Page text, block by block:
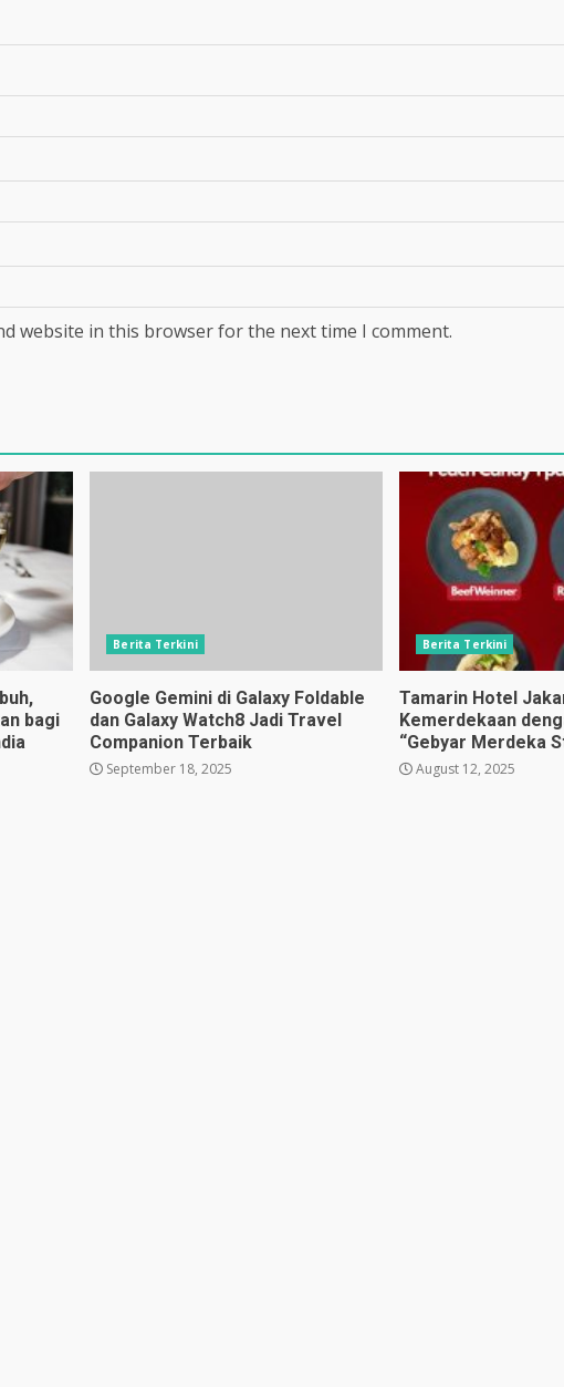
website in this browser for the next time I comment.
bagi
Berita Terkini
Google Gemini di Galaxy Foldable
dan Galaxy Watch8 Jadi Travel
Companion Terbaik
September 18, 2025
Berita Terkini
Tamarin Hotel
Kemerdekaan
“Gebyar Merdeka
August 12, 2025